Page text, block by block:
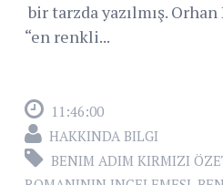
bir tarzda yazılmış. Orhan
“en renkli...
11:46:00
HAKKINDA BILGI
BENIM ADIM KIRMIZI